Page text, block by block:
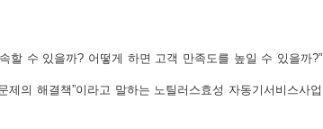
할 수 있을까? 어떻게 하면 고객 만족도를 높일 수 있을까?”
의 해결책”이라고 말하는 노틸러스효성 자동기서비스사업